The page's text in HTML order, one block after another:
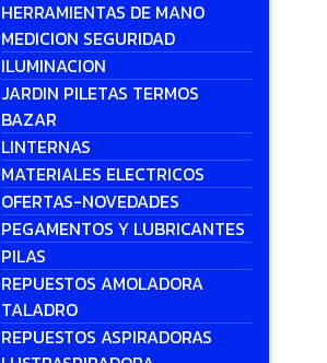
HERRAMIENTAS DE MANO
MEDICION SEGURIDAD
ILUMINACION
JARDIN PILETAS TERMOS
BAZAR
LINTERNAS
MATERIALES ELECTRICOS
OFERTAS-NOVEDADES
PEGAMENTOS Y LUBRICANTES
PILAS
REPUESTOS AMOLADORA
TALADRO
REPUESTOS ASPIRADORAS